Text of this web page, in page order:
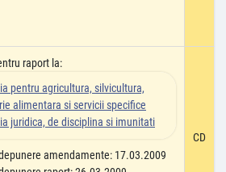
raport la:
pentru agricultura, silvicultura,
alimentara si servicii specifice
juridica, de disciplina si imunitati
amendamente: 17.03.2009
CD